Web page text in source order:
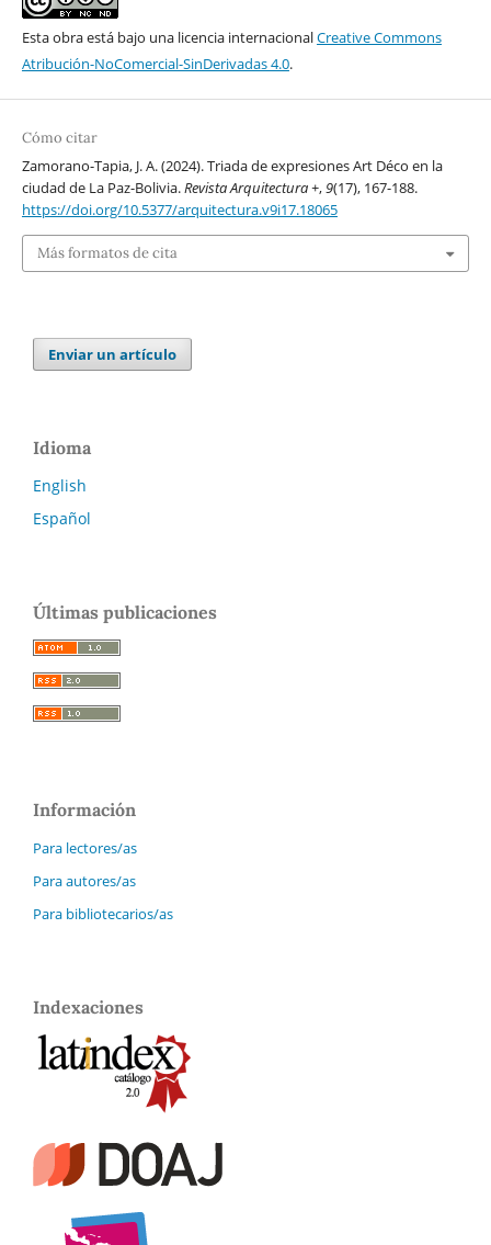
Esta obra está bajo una licencia internacionalCreative Commons
Atribución-NoComercial-SinDerivadas 4.0.
Cómo citar
Zamorano-Tapia, J. A. (2024). Triada de expresiones Art Déco en la
ciudad de La Paz-Bolivia.Revista Arquitectura +,9(17), 167-188.
https://doi.org/10.5377/arquitectura.v9i17.18065
Más formatos de cita
Enviar un artículo
Idioma
English
Español
Últimas publicaciones
Información
Para lectores/as
Para autores/as
Para bibliotecarios/as
Indexaciones